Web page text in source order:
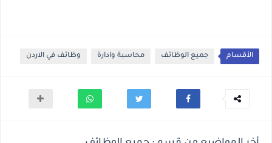
الأقسام جميع الوظائف محاسبة وادارة وظائف في الاردن